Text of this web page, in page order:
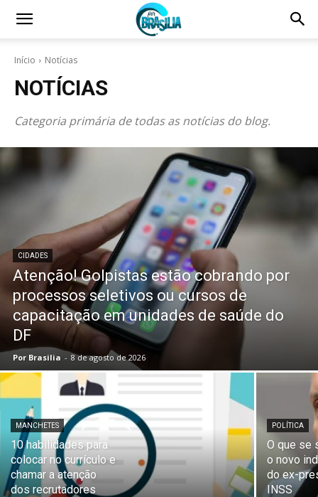
Início Notícias
NOTÍCIAS
Categoria primária de todas as notícias do blog.
CIDADES
Atenção! Golpistas estão cobrando por
processos seletivos ou cursos de
capacitação em unidades de saúde do
DF
Por Brasilia - 8 de agosto de 2026
MANCHETES
10 habilidades para
colocar no currículo e
chamar a atenção
dos recrutadores
POLÍTICA
O que se
o novo
do ex-
INSS